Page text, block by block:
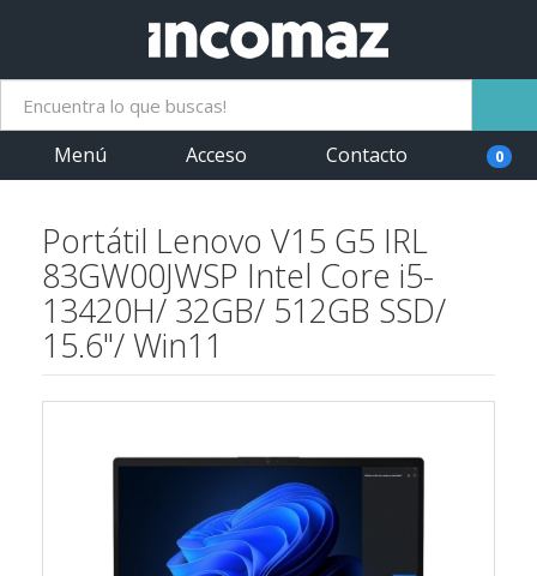
Menú Acceso Contacto 0
Portátil Lenovo V15 G5 IRL
83GW00JWSP Intel Core i5-
13420H/ 32GB/ 512GB SSD/
15.6"/ Win11